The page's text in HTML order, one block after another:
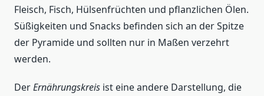
Fleisch, Fisch, Hülsenfrüchten und pflanzlichen Ölen.
Süßigkeiten und Snacks befinden sich an der Spitze
der Pyramide und sollten nur in Maßen verzehrt
werden.
DerErnährungskreis ist eine andere Darstellung, die